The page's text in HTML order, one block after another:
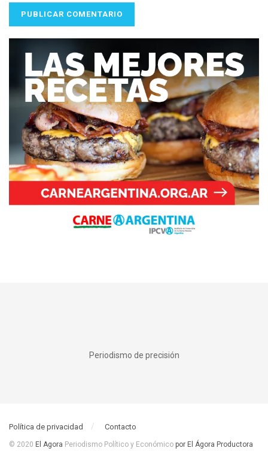
Periodismo de precisión
Política de privacidad Contacto
© 2020 El Agora Periodismo Político y Económico por El Ágora Productora